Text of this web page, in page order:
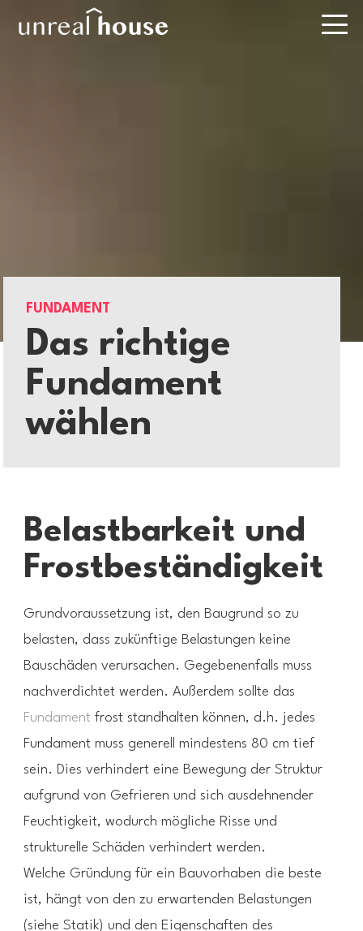
FUNDAMENT
Das richtige
Fundament
wählen
Belastbarkeit und
Frostbeständigkeit
Grundvoraussetzung ist, den Baugrund so zu
belasten, dass zukünftige Belastungen keine
Bauschäden verursachen. Gegebenenfalls muss
nachverdichtet werden. Außerdem sollte das
Fundament frost standhalten können, d.h. jedes
Fundament muss generell mindestens 80 cm tief
sein. Dies verhindert eine Bewegung der Struktur
aufgrund von Gefrieren und sich ausdehnender
Feuchtigkeit, wodurch mögliche Risse und
strukturelle Schäden verhindert werden.
Welche Gründung für ein Bauvorhaben die beste
ist, hängt von den zu erwartenden Belastungen
(siehe Statik) und den Eigenschaften des